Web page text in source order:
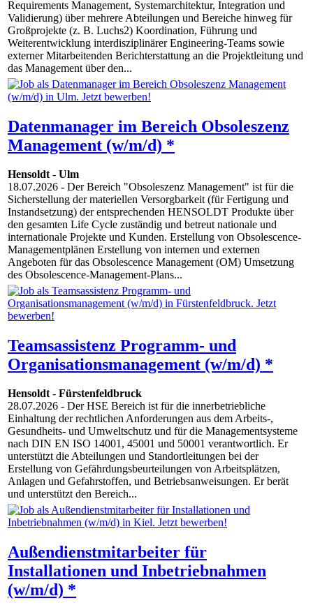
Requirements Management, Systemarchitektur, Integration und
Validierung) über mehrere Abteilungen und Bereiche hinweg für
Großprojekte (z. B. Luchs2) Koordination, Führung und
Weiterentwicklung interdisziplinärer Engineering-Teams sowie
externer Mitarbeitenden Berichterstattung an die Projektleitung und
das Management über den...
Datenmanager im Bereich Obsoleszenz
Management (w/m/d) *
Hensoldt- Ulm
18.07.2026 - Der Bereich "Obsoleszenz Management" ist für die
Sicherstellung der materiellen Versorgbarkeit (für Fertigung und
Instandsetzung) der entsprechenden HENSOLDT Produkte über
den gesamten Life Cycle zuständig und betreut nationale und
internationale Projekte und Kunden. Erstellung von Obsolescence-
Managementplänen Erstellung von internen und externen
Angeboten für das Obsolescence Management (OM) Umsetzung
des Obsolescence-Management-Plans...
Teamsassistenz Programm- und
Organisationsmanagement (w/m/d) *
Hensoldt- Fürstenfeldbruck
28.07.2026 - Der HSE Bereich ist für die innerbetriebliche
Einhaltung der rechtlichen Anforderungen aus dem Arbeits-,
Gesundheits- und Umweltschutz und für die Managementsysteme
nach DIN EN ISO 14001, 45001 und 50001 verantwortlich. Er
unterstützt die Abteilungen und Standortleitungen bei der
Erstellung von Gefährdungsbeurteilungen von Arbeitsplätzen,
Anlagen und Gefahrstoffen, und Betriebsanweisungen. Er berät
und unterstützt den Bereich...
Außendienstmitarbeiter für
Installationen und Inbetriebnahmen
(w/m/d) *